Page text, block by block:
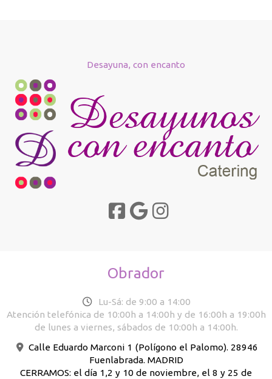
Desayuna, con encanto
Obrador
Lu-Sá: de 9:00 a 14:00
Atención telefónica de 10:00h a 14:00h y de 16:00h a 19:00h
de lunes a viernes, sábados de 10:00h a 14:00h.
Calle Eduardo Marconi 1 (Polígono el Palomo). 28946
Fuenlabrada. MADRID
CERRAMOS: el día 1,2 y 10 de noviembre, el 8 y 25 de